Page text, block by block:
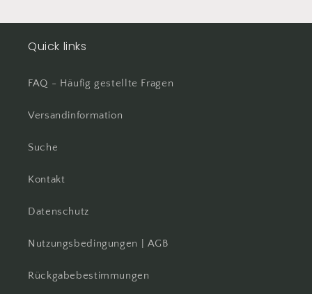
Quick links
FAQ - Häufig gestellte Fragen
Versandinformation
Suche
Kontakt
Datenschutz
Nutzungsbedingungen | AGB
Rückgabebestimmungen